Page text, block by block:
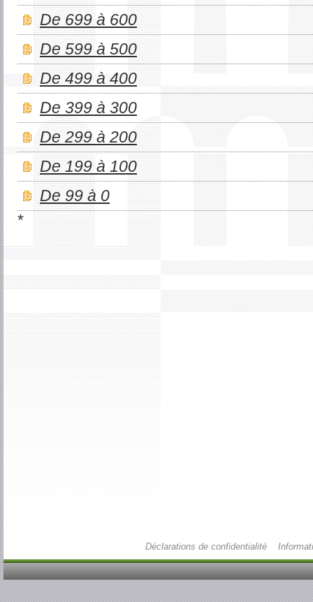
De 699 à 600
De 599 à 500
De 499 à 400
De 399 à 300
De 299 à 200
De 199 à 100
De 99 à 0
*
Déclarations de confidentialité